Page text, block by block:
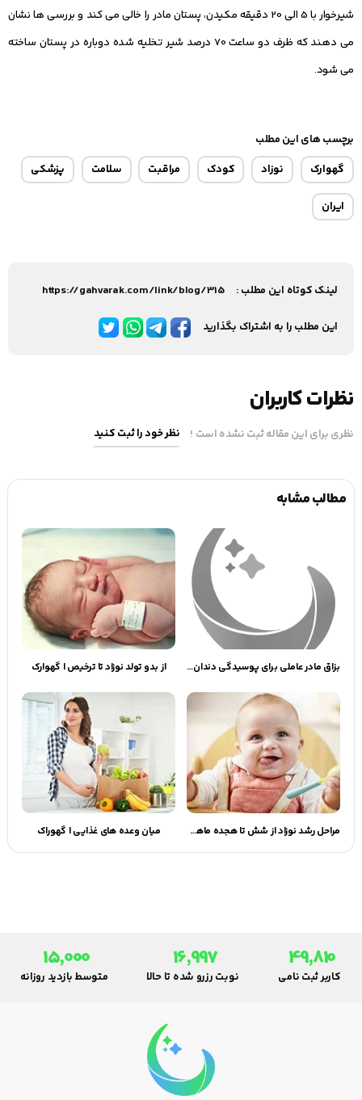
شیرخوار با 5 الی 20 دقیقه مکیدن، پستان مادر را خالی می کند و بررسی ها نشان
می دهند که ظرف دو ساعت 70 درصد شیر تخلیه شده دوباره در پستان ساخته
می‏ شود.
برچسب های این مطلب
گهوارک
نوزاد کودک مراقبت سلامت پزشکی
ایران
لینک کوتاه این مطلب : https://gahvarak.com/link/blog/315
این مطلب را به اشتراک بگذارید
نظرات کاربران
نظری برای این مقاله ثبت نشده است ! نظر خود را ثبت کنید
مطالب مشابه
بزاق مادر عاملی برای پوسیدگی دندان نوزاد؟ از بدو تولد نوزاد تا ترخیص | گهوارک
مراحل رشد نوزاد از شش تا هجده ماهگی | گهوارک میان وعده های غذایی | گهوراک
49,810
کاربر ثبت نامی
16,997
نوبت رزرو شده تا حالا
15,000
متوسط بازدید روزانه